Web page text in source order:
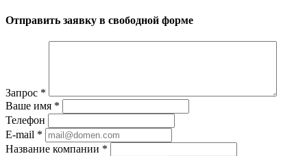
Отправить заявку в свободной форме
Запрос *
Ваше имя *
Телефон
E-mail *
Название компании *